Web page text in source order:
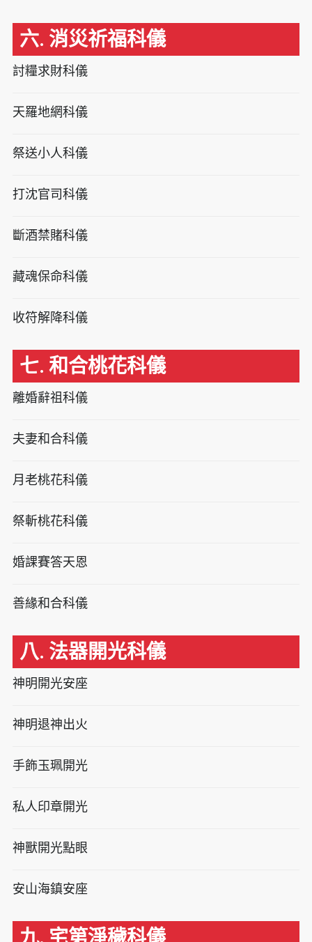
六. 消災祈福科儀
討糧求財科儀
天羅地網科儀
祭送小人科儀
打沈官司科儀
斷酒禁賭科儀
藏魂保命科儀
收符解降科儀
七. 和合桃花科儀
離婚辭祖科儀
夫妻和合科儀
月老桃花科儀
祭斬桃花科儀
婚課賽答天恩
善緣和合科儀
八. 法器開光科儀
神明開光安座
神明退神出火
手飾玉珮開光
私人印章開光
神獸開光點眼
安山海鎮安座